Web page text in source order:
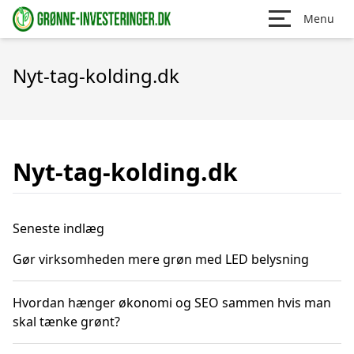
Menu
Nyt-tag-kolding.dk
Nyt-tag-kolding.dk
Seneste indlæg
Gør virksomheden mere grøn med LED belysning
Hvordan hænger økonomi og SEO sammen hvis man
skal tænke grønt?